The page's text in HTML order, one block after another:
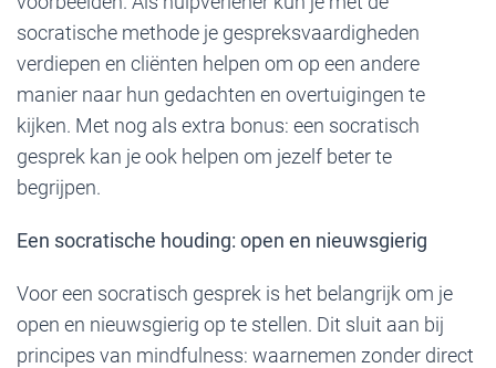
socratische methode je gespreksvaardigheden
verdiepen en cliënten helpen om op een andere
manier naar hun gedachten en overtuigingen te
kijken. Met nog als extra bonus: een socratisch
gesprek kan je ook helpen om jezelf beter te
begrijpen.
Een socratische houding: open en nieuwsgierig
Voor een socratisch gesprek is het belangrijk om je
open en nieuwsgierig op te stellen. Dit sluit aan bij
principes van mindfulness: waarnemen zonder direct